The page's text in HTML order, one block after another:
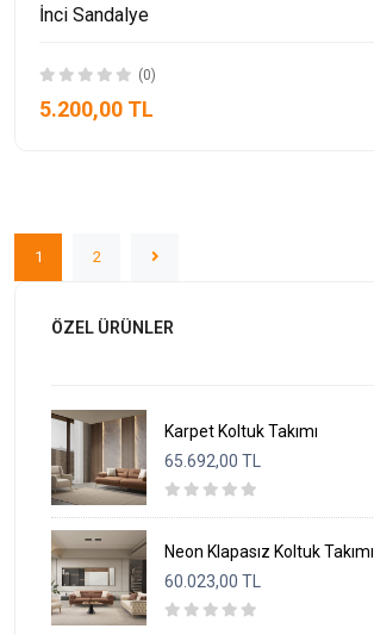
İnci Sandalye
(0)
5.200,00 TL
1 2
ÖZEL ÜRÜNLER
Karpet Koltuk Takımı
65.692,00 TL
Neon Klapasız Koltuk Takımı
60.023,00 TL